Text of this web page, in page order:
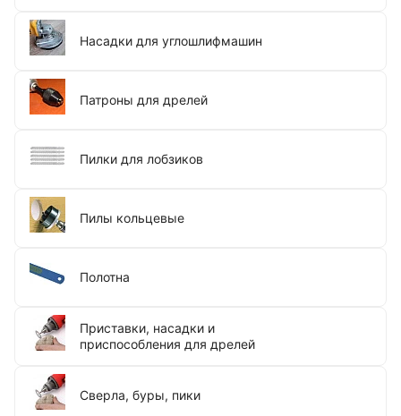
Насадки для углошлифмашин
Патроны для дрелей
Пилки для лобзиков
Пилы кольцевые
Полотна
Приставки, насадки и
приспособления для дрелей
Сверла, буры, пики